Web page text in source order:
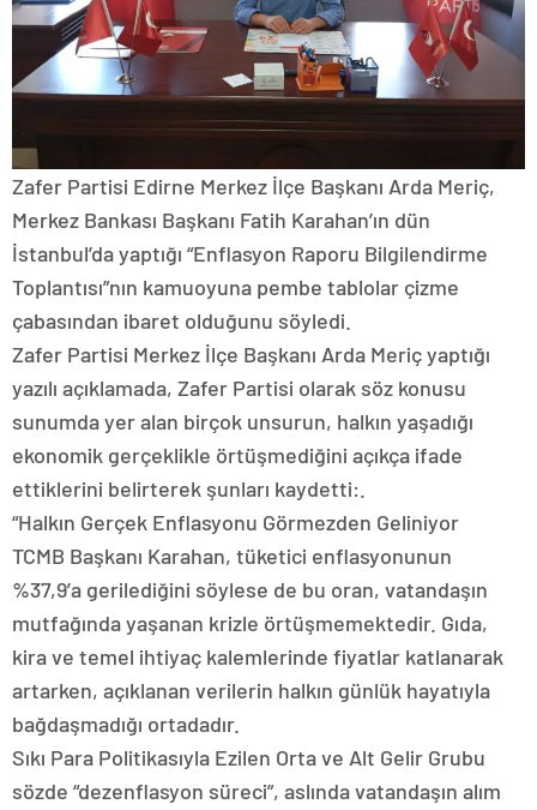
Zafer Partisi Edirne Merkez İlçe Başkanı Arda Meriç,
Merkez Bankası Başkanı Fatih Karahan’ın dün
İstanbul’da yaptığı “Enflasyon Raporu Bilgilendirme
Toplantısı”nın kamuoyuna pembe tablolar çizme
çabasından ibaret olduğunu söyledi.
Zafer Partisi Merkez İlçe Başkanı Arda Meriç yaptığı
yazılı açıklamada, Zafer Partisi olarak söz konusu
sunumda yer alan birçok unsurun, halkın yaşadığı
ekonomik gerçeklikle örtüşmediğini açıkça ifade
ettiklerini belirterek şunları kaydetti:.
“Halkın Gerçek Enflasyonu Görmezden Geliniyor
TCMB Başkanı Karahan, tüketici enflasyonunun
%37,9’a gerilediğini söylese de bu oran, vatandaşın
mutfağında yaşanan krizle örtüşmemektedir. Gıda,
kira ve temel ihtiyaç kalemlerinde fiyatlar katlanarak
artarken, açıklanan verilerin halkın günlük hayatıyla
bağdaşmadığı ortadadır.
Sıkı Para Politikasıyla Ezilen Orta ve Alt Gelir Grubu
sözde “dezenflasyon süreci”, aslında vatandaşın alım